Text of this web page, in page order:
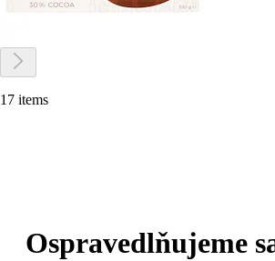
17 items
Ospravedlňujeme